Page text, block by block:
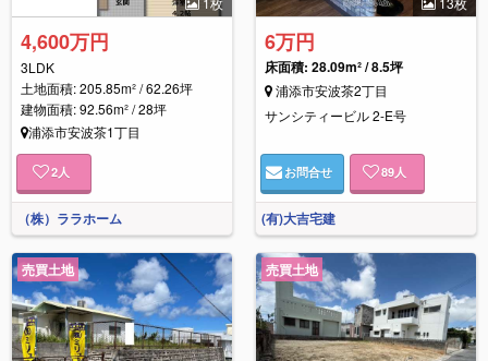
4,600万円
3LDK
土地面積: 205.85m² / 62.26坪
建物面積: 92.56m² / 28坪
浦添市安波茶1丁目
2人
（株）ララホーム
6万円
床面積: 28.09m² / 8.5坪
浦添市安波茶2丁目
サンシティービル 2-E号
お問合せ 89人
(有)大吉宅建
売買土地 売買土地